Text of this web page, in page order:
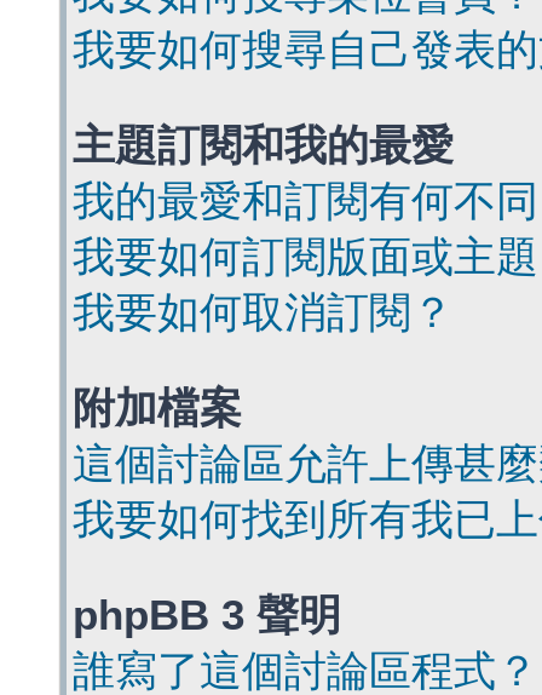
我要如何搜尋自己發表
主題訂閱和我的最愛
我的最愛和訂閱有何不
我要如何訂閱版面或主
我要如何取消訂閱？
附加檔案
這個討論區允許上傳甚
我要如何找到所有我已
phpBB 3 聲明
誰寫了這個討論區程式？